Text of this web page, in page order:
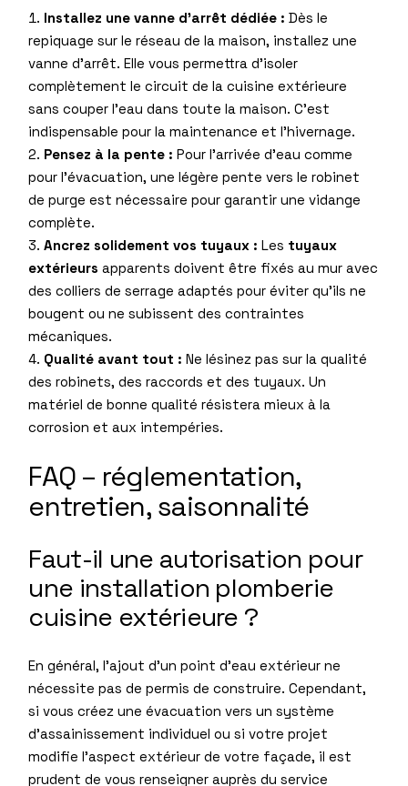
Installez une vanne d’arrêt dédiée : Dès le
repiquage sur le réseau de la maison, installez une
vanne d’arrêt. Elle vous permettra d’isoler
complètement le circuit de la cuisine extérieure
sans couper l’eau dans toute la maison. C’est
indispensable pour la maintenance et l’hivernage.
Pensez à la pente : Pour l’arrivée d’eau comme
pour l’évacuation, une légère pente vers le robinet
de purge est nécessaire pour garantir une vidange
complète.
Ancrez solidement vos tuyaux : Les tuyaux
extérieurs apparents doivent être fixés au mur avec
des colliers de serrage adaptés pour éviter qu’ils ne
bougent ou ne subissent des contraintes
mécaniques.
Qualité avant tout : Ne lésinez pas sur la qualité
des robinets, des raccords et des tuyaux. Un
matériel de bonne qualité résistera mieux à la
corrosion et aux intempéries.
FAQ – réglementation,
entretien, saisonnalité
Faut-il une autorisation pour
une installation plomberie
cuisine extérieure ?
En général, l’ajout d’un point d’eau extérieur ne
nécessite pas de permis de construire. Cependant,
si vous créez une évacuation vers un système
d’assainissement individuel ou si votre projet
modifie l’aspect extérieur de votre façade, il est
prudent de vous renseigner auprès du service